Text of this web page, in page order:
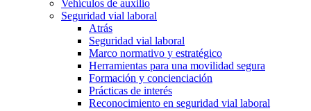
Vehículos de auxilio
Seguridad vial laboral
Atrás
Seguridad vial laboral
Marco normativo y estratégico
Herramientas para una movilidad segura
Formación y concienciación
Prácticas de interés
Reconocimiento en seguridad vial laboral